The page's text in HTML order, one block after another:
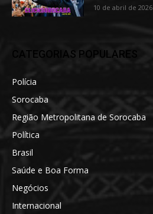
10 de abril de 2026
CATEGORIAS POPULARES
Polícia
Sorocaba
Região Metropolitana de Sorocaba
Política
Brasil
Saúde e Boa Forma
Negócios
Internacional